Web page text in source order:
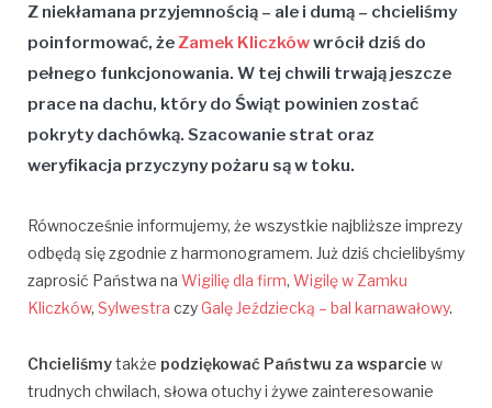
Z niekłamana przyjemnością – ale i dumą – chcieliśmy
poinformować, żeZamek Kliczkówwrócił dziś do
pełnego funkcjonowania. W tej chwili trwają jeszcze
prace na dachu, który do Świąt powinien zostać
pokryty dachówką. Szacowanie strat oraz
weryfikacja przyczyny pożaru są w toku.
Równocześnie informujemy, że wszystkie najbliższe imprezy
odbędą się zgodnie z harmonogramem. Już dziś chcielibyśmy
zaprosić Państwa na Wigilię dla firm, Wigilę w Zamku
Kliczków, Sylwestra czyGalę Jeździecką – bal karnawałowy.
Chcieliśmytakże podziękować Państwu za wsparcie w
trudnych chwilach, słowa otuchy i żywe zainteresowanie